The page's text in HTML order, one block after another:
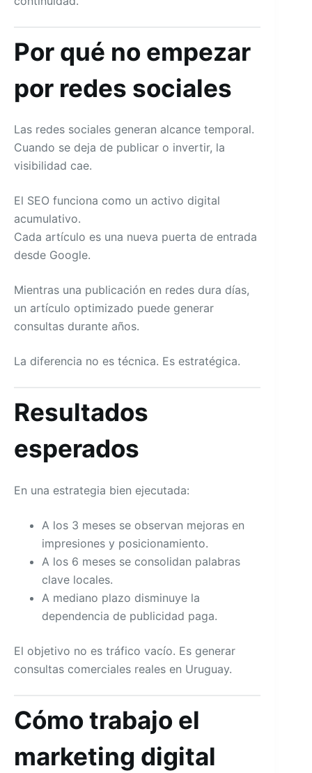
Por qué no empezar
por redes sociales
Las redes sociales generan alcance temporal.
Cuando se deja de publicar o invertir, la
visibilidad cae.
El SEO funciona como un activo digital
acumulativo.
Cada artículo es una nueva puerta de entrada
desde Google.
Mientras una publicación en redes dura días,
un artículo optimizado puede generar
consultas durante años.
La diferencia no es técnica. Es estratégica.
Resultados
esperados
En una estrategia bien ejecutada:
A los 3 meses se observan mejoras en
impresiones y posicionamiento.
A los 6 meses se consolidan palabras
clave locales.
A mediano plazo disminuye la
dependencia de publicidad paga.
El objetivo no es tráfico vacío. Es generar
consultas comerciales reales en Uruguay.
Cómo trabajo el
marketing digital